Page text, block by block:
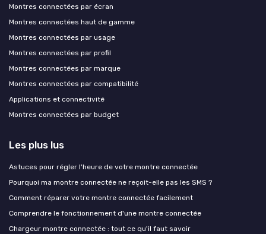
Montres connectées par écran
Montres connectées haut de gamme
Montres connectées par usage
Montres connectées par profil
Montres connectées par marque
Montres connectées par compatibilité
Applications et connectivité
Montres connectées par budget
Les plus lus
Astuces pour régler l'heure de votre montre connectée
Pourquoi ma montre connectée ne reçoit-elle pas les SMS ?
Comment réparer votre montre connectée facilement
Comprendre le fonctionnement d'une montre connectée
Chargeur montre connectée : tout ce qu'il faut savoir